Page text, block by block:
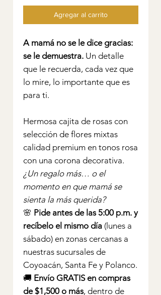
Agregar al carrito
A mamá no se le dice gracias:
se le demuestra. Un detalle
que le recuerda, cada vez que
lo mire, lo importante que es
para ti.
Hermosa cajita de rosas con
selección de flores mixtas
calidad premium en tonos rosa
con una corona decorativa.
¿Un regalo más… o el
momento en que mamá se
sienta la más querida?
🌸 Pide antes de las 5:00 p.m. y
recíbelo el mismo día (lunes a
sábado) en zonas cercanas a
nuestras sucursales de
Coyoacán, Santa Fe y Polanco.
🚚 Envío GRATIS en compras
de $1,500 o más, dentro de